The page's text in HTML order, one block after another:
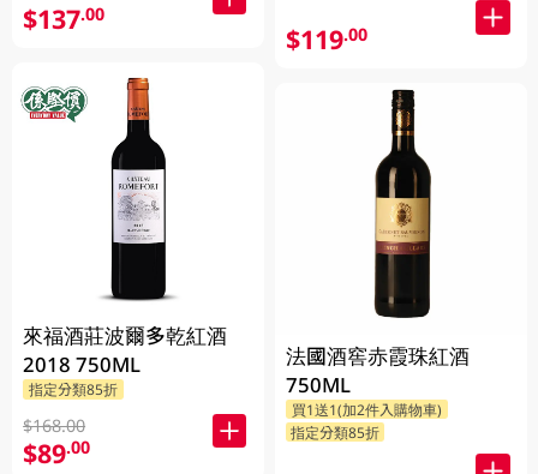
$137.00
來福酒莊波爾多乾紅酒
2018 750ML
指定分類85折
$168.00
$89.00
$119.00
法國酒窖赤霞珠紅酒
750ML
買1送1(加2件入購物車)
指定分類85折